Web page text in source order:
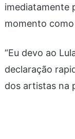
imediatamente
momento
“Eu devo ao
declaração
dos artistas na